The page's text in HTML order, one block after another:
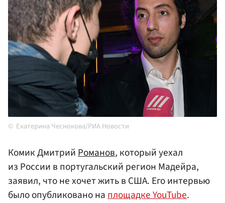
Екатерина Чеснокова/РИА Новости
Комик ДмитрийРоманов, который уехал
из России в португальский регион Мадейра,
заявил, что не хочет жить в США. Его интервью
было опубликовано наплощадке YouTube.